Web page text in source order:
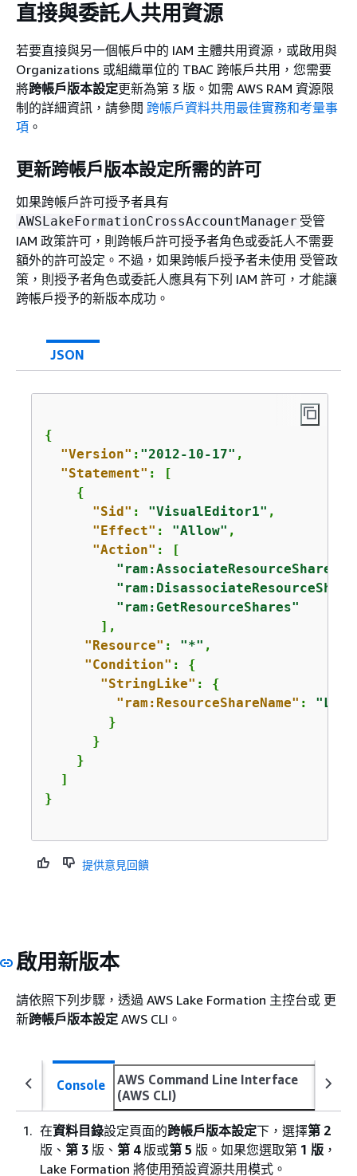
直接與委託人共用資源
若要直接與另一個帳戶中的 IAM 主體共用資源，或啟用與
Organizations 或組織單位的 TBAC 跨帳戶共用，您需要
將跨帳戶版本設定更新為第 3 版。如需 AWS RAM 資源限
制的詳細資訊，請參閱 跨帳戶資料共用最佳實務和考量事
項 。
更新跨帳戶版本設定所需的許可
如果跨帳戶許可授予者具有
AWSLakeFormationCrossAccountManager 受管
IAM 政策許可，則跨帳戶許可授予者角色或委託人不需要
額外的許可設定。不過，如果跨帳戶授予者未使用 受管政
策，則授予者角色或委託人應具有下列 IAM 許可，才能讓
跨帳戶授予的新版本成功。
JSON
{
"Version" : "2012-10-17" ,
"Statement" : [
{
"Sid" : "VisualEditor1" ,
"Effect" : "Allow" ,
"Action" : [
"ram:AssociateResourceShare"
"ram:GetResourceShares"
       ],
"Resource" : "*" ,
"Condition" : {
"StringLike" : {
"ram:ResourceShareName" :
        }
      }
    }
  ]
}
提供意見回饋
啟用新版本
請依照下列步驟，透過 AWS Lake Formation 主控台或 更
新跨帳戶版本設定 AWS CLI。
Console
AWS Command Line Interface
(AWS CLI)
在資料目錄設定頁面的跨帳戶版本設定下，選擇第 2
版、 第 3 版、 第 4版或第 5 版。如果您選取第 1 版 ，
Lake Formation 將使用預設資源共用模式。